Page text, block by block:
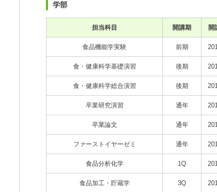
学部
担当科目 開講期 開
食品機能学実験 前期
食・健康科学基礎演習 後期
食・健康科学総合演習 後期
卒業研究演習 通年
卒業論文 通年
ファーストイヤーゼミ 通年
食品分析化学 1Q
食品加工・貯蔵学 3Q